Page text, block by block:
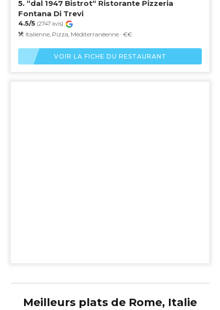
5. “dal 1947 Bistrot“ Ristorante Pizzeria
Fontana Di Trevi
4.5/5 (2747 avis)
Italienne, Pizza, Méditerranéenne · €€
VOIR LA FICHE DU RESTAURANT
Meilleurs plats de Rome, Italie